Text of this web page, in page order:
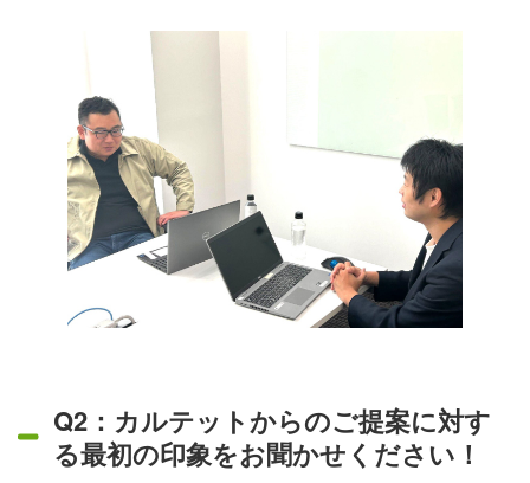
Q2：カルテットからのご提案に対す
る最初の印象をお聞かせください！